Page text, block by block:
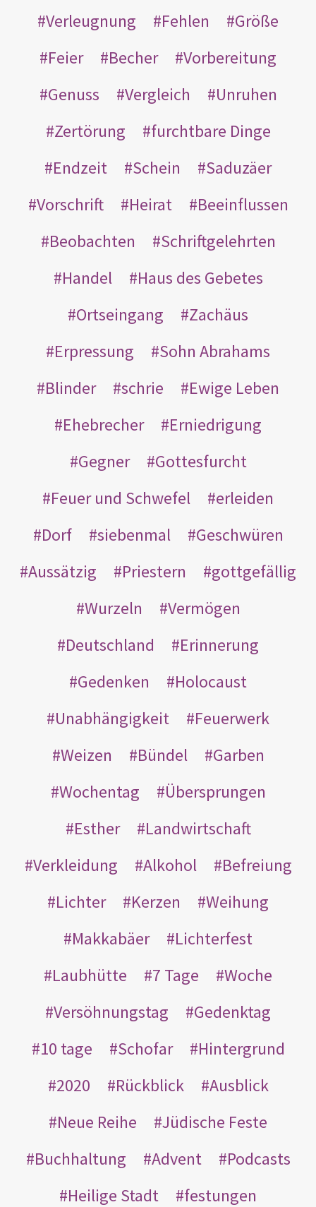
Verleugnung Fehlen
Größe
Feier
Becher
Vorbereitung
Genuss
Vergleich
Unruhen
Zertörung
furchtbare Dinge
Endzeit
Schein
Saduzäer
Vorschrift
Heirat
Beeinflussen
Beobachten
Schriftgelehrten
Handel
Haus des Gebetes
Ortseingang
Zachäus
Erpressung
Sohn Abrahams
Blinder
schrie
Ewige Leben
Ehebrecher
Erniedrigung
Gegner
Gottesfurcht
Feuer und Schwefel
erleiden
Dorf
siebenmal
Geschwüren
Aussätzig
Priestern
gottgefällig
Wurzeln
Vermögen
Deutschland
Erinnerung
Gedenken
Holocaust
Unabhängigkeit
Feuerwerk
Weizen
Bündel
Garben
Wochentag
Übersprungen
Esther
Landwirtschaft
Verkleidung
Alkohol
Befreiung
Lichter
Kerzen
Weihung
Makkabäer
Lichterfest
Laubhütte
7 Tage
Woche
Versöhnungstag
Gedenktag
10 tage
Schofar
Hintergrund
2020
Rückblick
Ausblick
Neue Reihe
Jüdische Feste
Buchhaltung
Advent
Podcasts
Heilige Stadt
festungen